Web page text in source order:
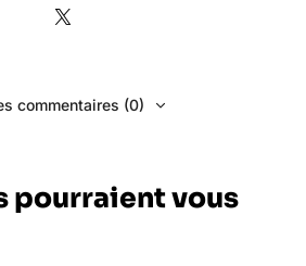
commentaires (0)
pourraient vous